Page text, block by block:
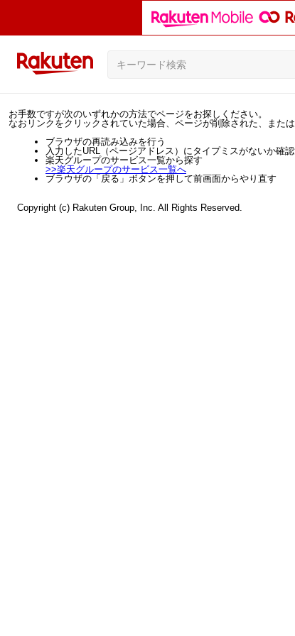
お手数ですが次のいずれかの方法でページをお探しください。
なおリンクをクリックされていた場合、ページが削除された、また
ブラウザの再読み込みを行う
入力したURL（ページアドレス）にタイプミスがないか確
楽天グループのサービス一覧から探す
>>楽天グループのサービス一覧へ
ブラウザの「戻る」ボタンを押して前画面からやり直す
Copyright (c) Rakuten Group, Inc. All Rights Reserved.